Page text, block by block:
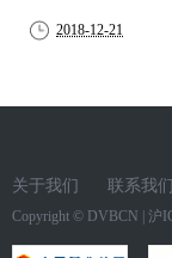
2018-12-21
关于我们 联系我们
Copyright © DVBCN | 沪